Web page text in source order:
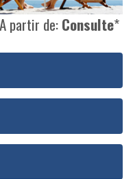
partir de:Consulte*